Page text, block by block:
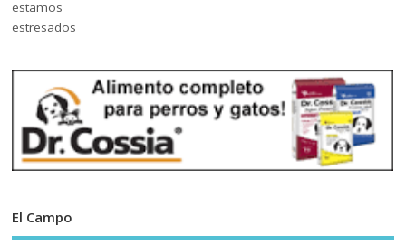
El Campo